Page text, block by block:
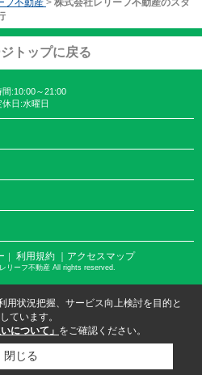
フ不動産 > 株式会社レリーフ不動産のスタ
トップに戻る
間:10:00～21:00
休日:水曜日
｜ 利用規約 ｜アクセスマップ
リーフ不動産 All rights reserved.
用状況把握、サービス向上検討を目的と
ています。
について」 をご確認ください。
閉じる